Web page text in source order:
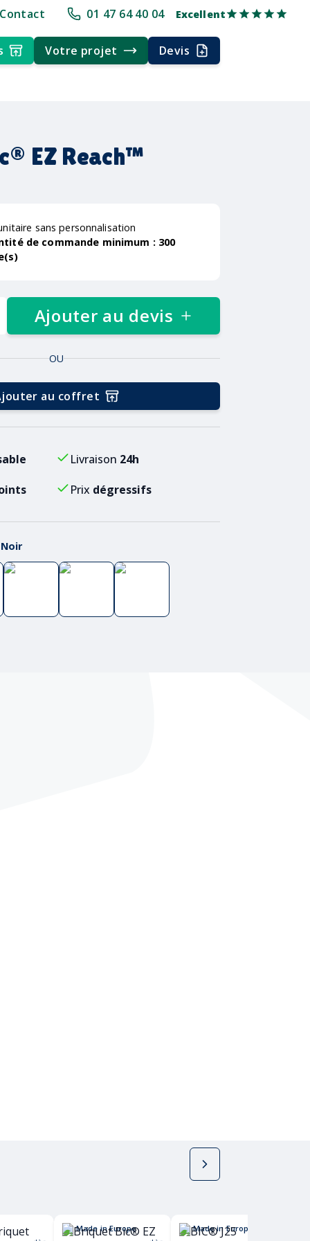
+30 ans d'expérience Délai rapide Délai rapide Livraison multi-
Contact 01 47 64 40 04 Excellent
Votre projet Devis
EZ Reach™
sans personnalisation
de commande minimum : 300
Ajouter au devis
OU
au coffret
Livraison 24h
Prix dégressifs
Noir
Made in Europe
Made in Europe